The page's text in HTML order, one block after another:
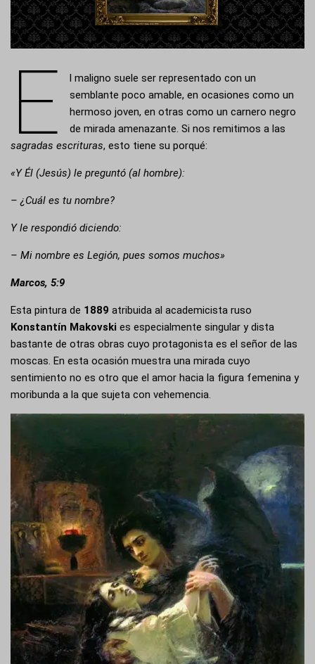
E
l maligno suele ser representado con un
semblante poco amable, en ocasiones como un
hermoso joven, en otras como un carnero negro
de mirada amenazante. Si nos remitimos a las
sagradas escrituras, esto tiene su porqué:
«Y Él (Jesús) le preguntó (al hombre):
– ¿Cuál es tu nombre?
Y le respondió diciendo:
– Mi nombre es Legión, pues somos muchos»
Marcos, 5:9
Esta pintura de 1889 atribuida al academicista ruso
Konstantín Makovski es especialmente singular y dista
bastante de otras obras cuyo protagonista es el señor de las
moscas. En esta ocasión muestra una mirada cuyo
sentimiento no es otro que el amor hacia la figura femenina y
moribunda a la que sujeta con vehemencia.